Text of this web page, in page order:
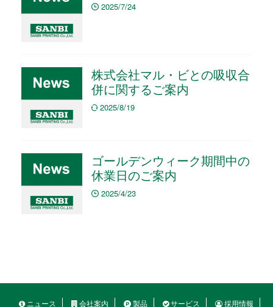
2025/7/24
株式会社マル・ビとの吸収合
併に関するご案内
2025/8/19
ゴールデンウィーク期間中の
休業日のご案内
2025/4/23
ニュース 会社案内 製品 サービス 採用情報